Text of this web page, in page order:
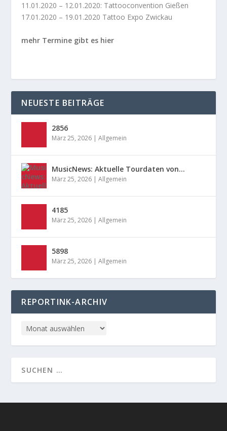
11.01.2020 – 12.01.2020: Tattooconvention Gießen
17.01.2020 – 19.01.2020 Tattoo Expo Zwickau
mehr Termine gibt es hier
NEUESTE BEITRÄGE
2856
März 25, 2026 |Allgemein
MusicNews: Aktuelle Tourdaten von…
März 25, 2026 |Allgemein
4185
März 25, 2026 |Allgemein
5898
März 25, 2026 |Allgemein
REPORTINK-ARCHIV